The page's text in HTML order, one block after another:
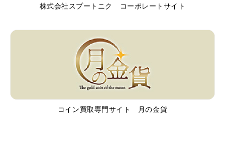
株式会社スプートニク コーポレートサイト
コイン買取専門サイト 月の金貨